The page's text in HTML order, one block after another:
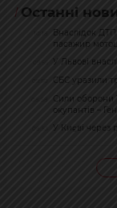
Останні
Внаслідок
пасажир
У Львові
СБС уразили
Сили оборони
окупантів –
У Києві через